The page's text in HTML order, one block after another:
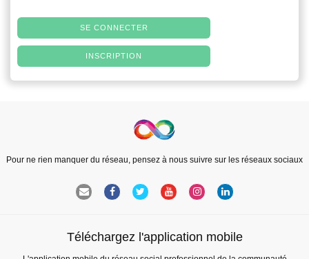
SE CONNECTER
INSCRIPTION
Pour ne rien manquer du réseau, pensez à nous suivre sur les réseaux sociaux
Téléchargez l'application mobile